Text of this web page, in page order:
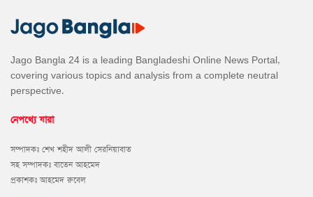
Jago Bangla 24 is a leading Bangladeshi Online News Portal,
covering various topics and analysis from a complete neutral
perspective.
নেপথ্যে যারা
সম্পাদকঃ শেখ শহীদ আলী সেরনিয়াবাত
সহ সম্পাদকঃ বাতেন আহমেদ
প্রকাশকঃ আহমেদ রুবেল